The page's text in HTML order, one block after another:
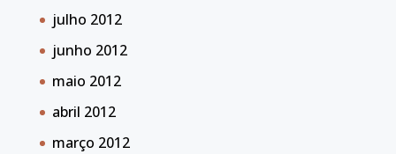
julho 2012
junho 2012
maio 2012
abril 2012
março 2012